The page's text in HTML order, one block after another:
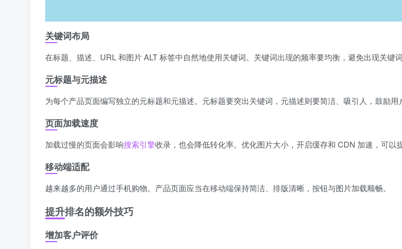
关键词布局
在标题、描述、URL 和图片 ALT 标签中自然地使用关键词。关键词出现的频率要均衡，避免出现关键词
元标题与元描述
为每个产品页面编写独立的元标题和元描述。元标题要突出关键词，元描述则要简洁、吸引人，鼓励用
页面加载速度
加载过慢的页面会影响搜索引擎收录，也会降低转化率。优化图片大小，开启缓存和 CDN 加速，可以
移动端适配
越来越多的用户通过手机购物。产品页面应当在移动端保持简洁、排版清晰，按钮与图片加载顺畅。
提升排名的额外技巧
增加客户评价